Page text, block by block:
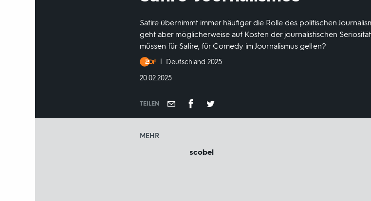
Satire übernimmt immer häufiger die Rolle des politischen
geht aber möglicherweise auf Kosten der journalistischen
müssen für Satire, für Comedy im Journalismus gelten?
Produktionsland
und
Deutschland 2025
DATUM:
20.02.2025
TEILEN
MEHR
scobel